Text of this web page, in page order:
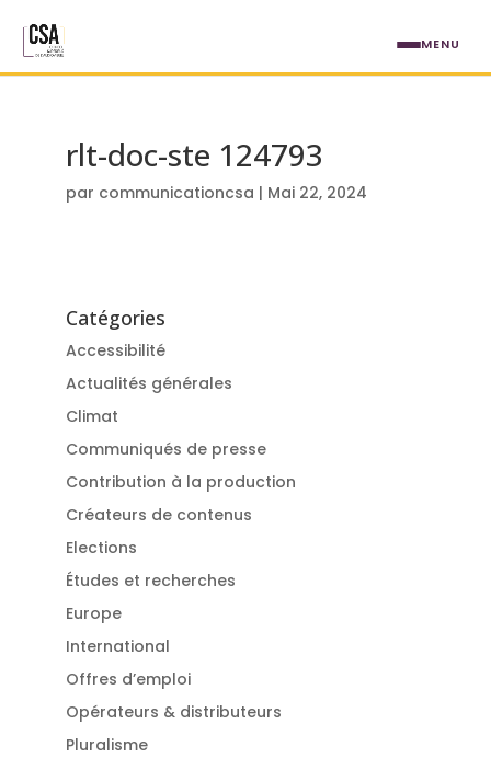
rlt-doc-ste 124793
par communicationcsa | Mai 22, 2024
Catégories
Accessibilité
Actualités générales
Climat
Communiqués de presse
Contribution à la production
Créateurs de contenus
Elections
Études et recherches
Europe
International
Offres d’emploi
Opérateurs & distributeurs
Pluralisme
MENU